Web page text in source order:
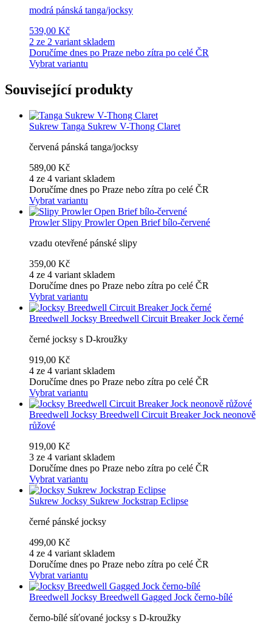
modrá pánská tanga/jocksy
539,00 Kč
2 ze 2 variant skladem
Doručíme dnes po Praze nebo zítra po celé ČR
Vybrat variantu
Související produkty
Sukrew Tanga Sukrew V-Thong Claret
červená pánská tanga/jocksy
589,00 Kč
4 ze 4 variant skladem
Doručíme dnes po Praze nebo zítra po celé ČR
Vybrat variantu
Prowler Slipy Prowler Open Brief bílo-červené
vzadu otevřené pánské slipy
359,00 Kč
4 ze 4 variant skladem
Doručíme dnes po Praze nebo zítra po celé ČR
Vybrat variantu
Breedwell Jocksy Breedwell Circuit Breaker Jock černé
černé jocksy s D-kroužky
919,00 Kč
4 ze 4 variant skladem
Doručíme dnes po Praze nebo zítra po celé ČR
Vybrat variantu
Breedwell Jocksy Breedwell Circuit Breaker Jock neonově
růžové
919,00 Kč
3 ze 4 variant skladem
Doručíme dnes po Praze nebo zítra po celé ČR
Vybrat variantu
Sukrew Jocksy Sukrew Jockstrap Eclipse
černé pánské jocksy
499,00 Kč
4 ze 4 variant skladem
Doručíme dnes po Praze nebo zítra po celé ČR
Vybrat variantu
Breedwell Jocksy Breedwell Gagged Jock černo-bílé
černo-bílé síťované jocksy s D-kroužky